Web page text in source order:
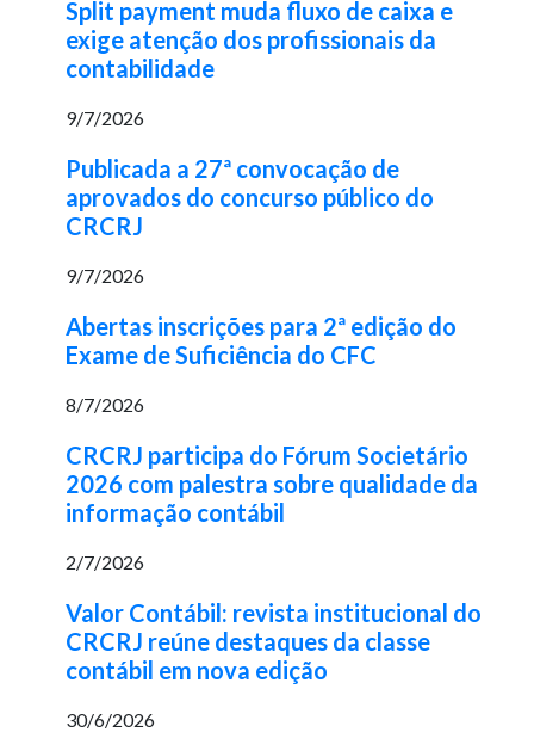
Split payment muda fluxo de caixa e
exige atenção dos profissionais da
contabilidade
9/7/2026
Publicada a 27ª convocação de
aprovados do concurso público do
CRCRJ
9/7/2026
Abertas inscrições para 2ª edição do
Exame de Suficiência do CFC
8/7/2026
CRCRJ participa do Fórum Societário
2026 com palestra sobre qualidade da
informação contábil
2/7/2026
Valor Contábil: revista institucional do
CRCRJ reúne destaques da classe
contábil em nova edição
30/6/2026